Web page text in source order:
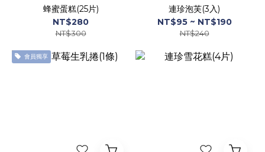
蜂蜜蛋糕(25片)
NT$280
NT$300
連珍泡芙(3入)
NT$95 ~ NT$190
NT$240
會員獨享